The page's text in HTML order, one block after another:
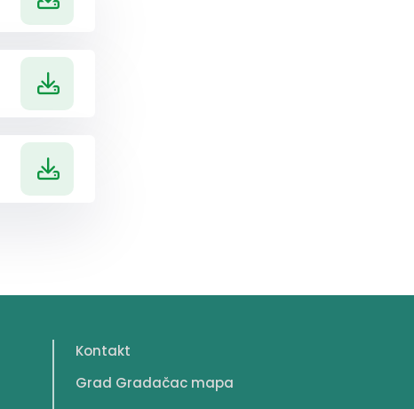
Kontakt
Grad Gradačac mapa